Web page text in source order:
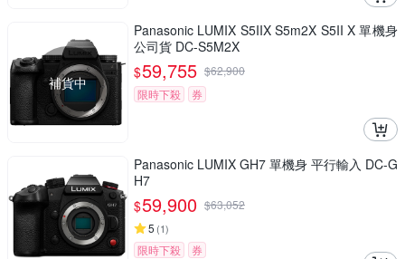
補貨中
Panasonic LUMIX S5IIX S5m2X S5II X 單機身
公司貨 DC-S5M2X
$59,755 $62,900
限時下殺
券
Panasonic LUMIX GH7 單機身 平行輸入 DC-G
H7
$59,900 $63,052
5 (1)
限時下殺 券